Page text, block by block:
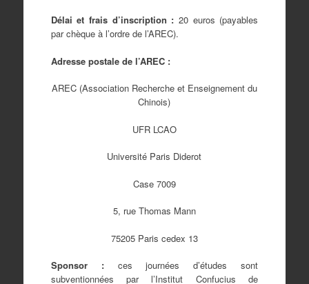
Délai et frais d’inscription : 20 euros (payables
par chèque à l’ordre de l’AREC).
Adresse postale de l’AREC :
AREC (Association Recherche et Enseignement du
Chinois)
UFR LCAO
Université Paris Diderot
Case 7009
5, rue Thomas Mann
75205 Paris cedex 13
Sponsor :ces journées d’études sont
subventionnées par l’Institut Confucius de